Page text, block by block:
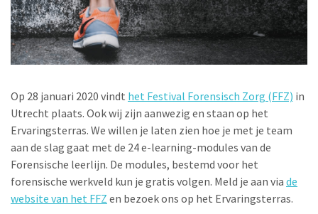
Op 28 januari 2020 vindt het Festival Forensisch Zorg (FFZ) in
Utrecht plaats. Ook wij zijn aanwezig en staan op het
Ervaringsterras. We willen je laten zien hoe je met je team
aan de slag gaat met de 24 e-learning-modules van de
Forensische leerlijn. De modules, bestemd voor het
forensische werkveld kun je gratis volgen. Meld je aan via de
website van het FFZ en bezoek ons op het Ervaringsterras.